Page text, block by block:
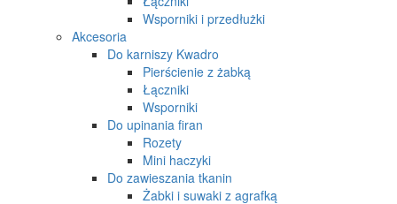
Wsporniki i przedłużki
Akcesoria
Do karniszy Kwadro
Pierścienie z żabką
Łączniki
Wsporniki
Do upinania firan
Rozety
Mini haczyki
Do zawieszania tkanin
Żabki i suwaki z agrafką